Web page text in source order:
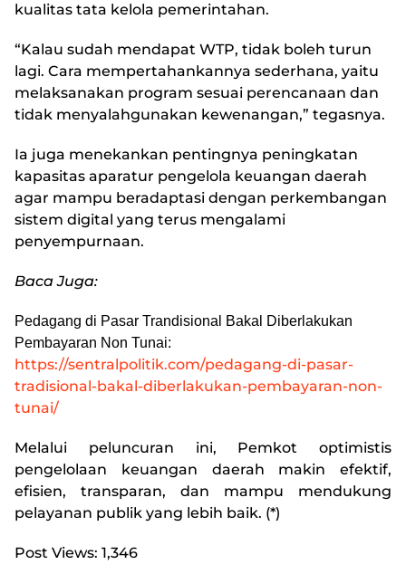
kualitas tata kelola pemerintahan.
“Kalau sudah mendapat WTP, tidak boleh turun
lagi. Cara mempertahankannya sederhana, yaitu
melaksanakan program sesuai perencanaan dan
tidak menyalahgunakan kewenangan,” tegasnya.
Ia juga menekankan pentingnya peningkatan
kapasitas aparatur pengelola keuangan daerah
agar mampu beradaptasi dengan perkembangan
sistem digital yang terus mengalami
penyempurnaan.
Baca Juga:
Pedagang di Pasar Trandisional Bakal Diberlakukan
Pembayaran Non Tunai:
https://sentralpolitik.com/pedagang-di-pasar-
tradisional-bakal-diberlakukan-pembayaran-non-
tunai/
Melalui peluncuran ini, Pemkot optimistis
pengelolaan keuangan daerah makin efektif,
efisien, transparan, dan mampu mendukung
pelayanan publik yang lebih baik. (*)
Post Views: 1,346